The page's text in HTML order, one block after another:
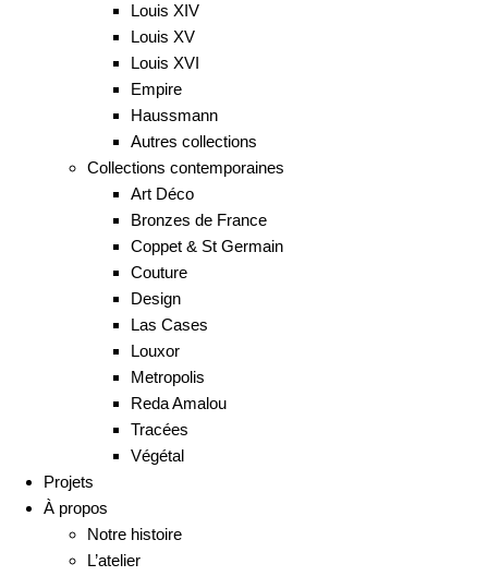
Louis XIV
Louis XV
Louis XVI
Empire
Haussmann
Autres collections
Collections contemporaines
Art Déco
Bronzes de France
Coppet & St Germain
Couture
Design
Las Cases
Louxor
Metropolis
Reda Amalou
Tracées
Végétal
Projets
À propos
Notre histoire
L’atelier